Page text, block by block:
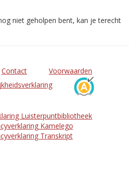
niet geholpen bent, kan je terecht
Contact
Voorwaarden
Luisterpuntbibliotheek
Kamelego
Transkript